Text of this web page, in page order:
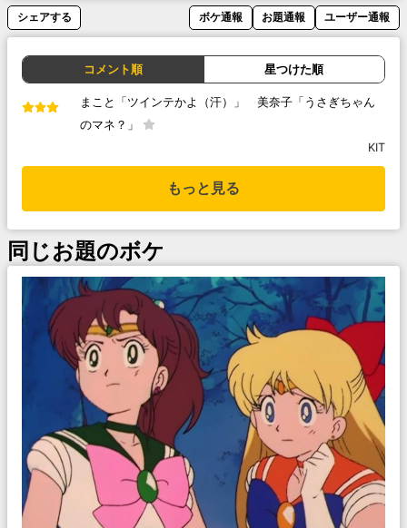
シェアする ボケ通報 お題通報 ユーザー通報
コメント順 星つけた順
まこと「ツインテかよ（汗）」 美奈子「うさぎちゃん
のマネ？」
KIT
もっと見る
同じお題のボケ